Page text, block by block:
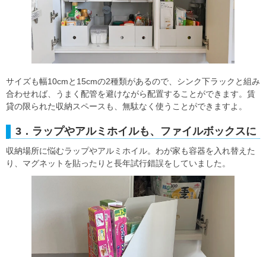
サイズも幅10cmと15cmの2種類があるので、シンク下ラックと組み
合わせれば、うまく配管を避けながら配置することができます。賃
貸の限られた収納スペースも、無駄なく使うことができますよ。
3．ラップやアルミホイルも、ファイルボックスに
収納場所に悩むラップやアルミホイル。わが家も容器を入れ替えた
り、マグネットを貼ったりと長年試行錯誤をしていました。